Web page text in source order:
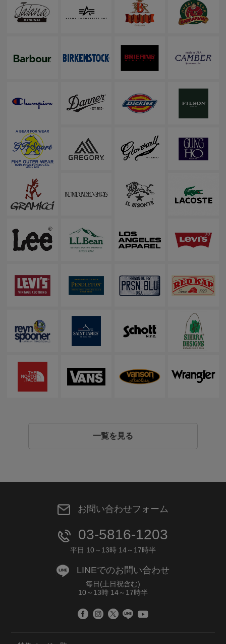
一覧を見る
お問い合わせフォーム
03-5816-1203
平日 10～13時 14～17時半
LINEでのお問い合わせ
毎日(土日祝含む)
10～13時 14～17時半